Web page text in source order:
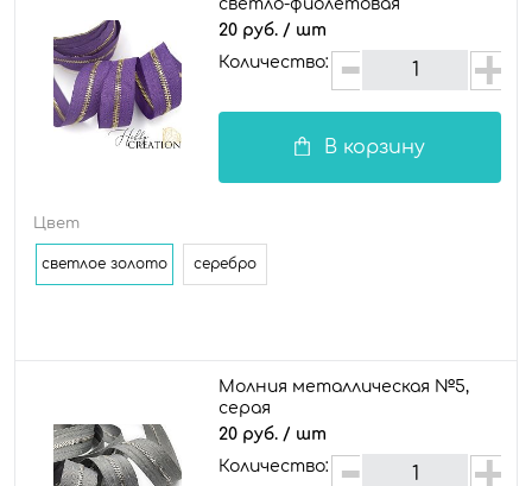
светло-фиолетовая
20 руб. / шт
Количество:
В корзину
Цвет
светлое золото серебро
Молния металлическая №5,
серая
20 руб. / шт
Количество: